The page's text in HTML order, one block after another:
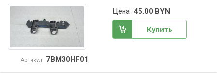
Артикул 7BM30HF01
Цена 45.00 BYN
Купить